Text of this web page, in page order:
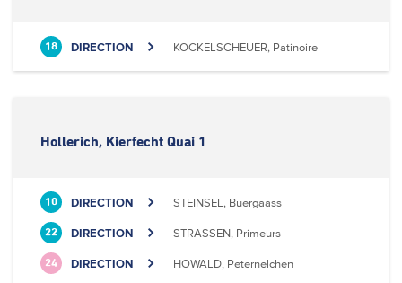
18 DIRECTION KOCKELSCHEUER, Patinoire
Hollerich, Kierfecht Quai 1
10 DIRECTION STEINSEL, Buergaass
22 DIRECTION STRASSEN, Primeurs
24 DIRECTION HOWALD, Peternelchen